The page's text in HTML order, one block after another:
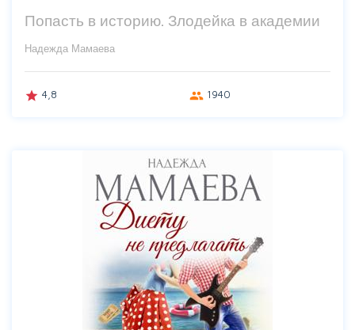
Попасть в историю. Злодейка в академии
Надежда Мамаева
grade 4,8 group 1940